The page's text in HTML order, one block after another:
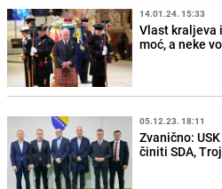
14.01.24. 15:33
Vlast kraljeva
moć, a neke
05.12.23. 18:11
Zvanično:
činiti SDA,